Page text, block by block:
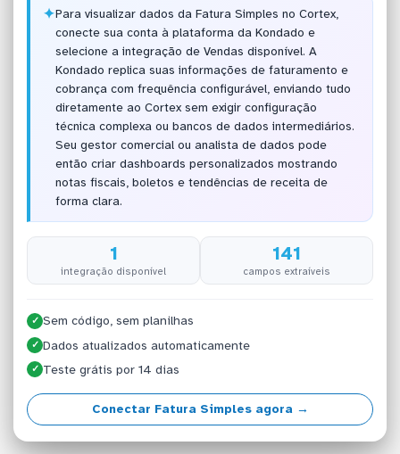
✦Para visualizar dados da Fatura Simples no Cortex,
conecte sua conta à plataforma da Kondado e
selecione a integração de Vendas disponível. A
Kondado replica suas informações de faturamento e
cobrança com frequência configurável, enviando tudo
diretamente ao Cortex sem exigir configuração
técnica complexa ou bancos de dados intermediários.
Seu gestor comercial ou analista de dados pode
então criar dashboards personalizados mostrando
notas fiscais, boletos e tendências de receita de
forma clara.
1
integração disponível
141
campos extraíveis
✓ Sem código, sem planilhas
✓ Dados atualizados automaticamente
✓ Teste grátis por 14 dias
Conectar Fatura Simples agora →